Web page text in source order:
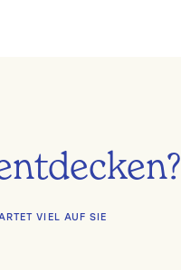
VIEL AUF SIE